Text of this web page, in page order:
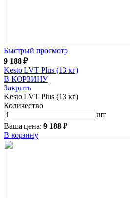
Быстрый просмотр
9 188 ₽
Kesto LVT Plus (13 кг)
В КОРЗИНУ
Закрыть
Kesto LVT Plus (13 кг)
Количество
шт
Ваша цена: 9 188 ₽
В корзину